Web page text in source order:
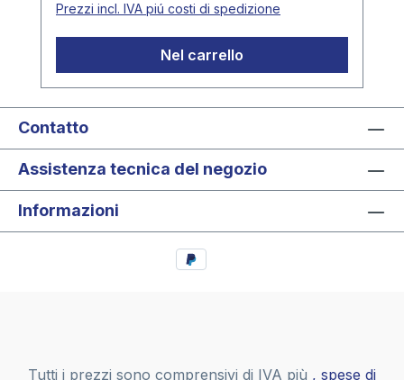
Prezzi incl. IVA piú costi di spedizione
Nel carrello
Contatto
Assistenza tecnica del negozio
Informazioni
Tutti i prezzi sono comprensivi di IVA più , spese di